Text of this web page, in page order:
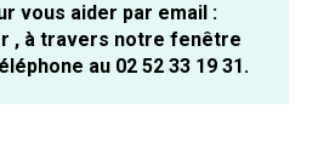
vous aider par email :
, à travers notre fenêtre
au 02 52 33 19 31.